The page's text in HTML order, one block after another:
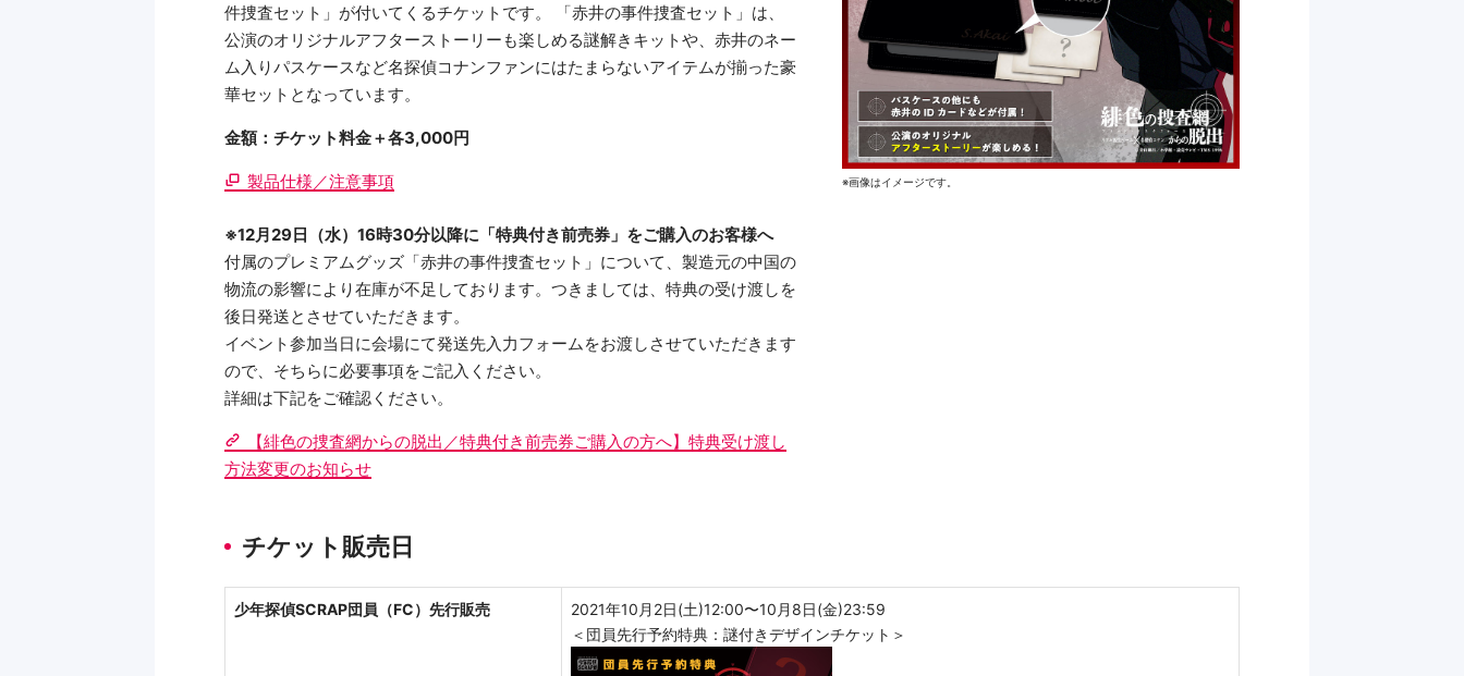
件捜査セット」が付いてくるチケットです。 「赤井の事件捜査セット」は、
公演のオリジナルアフターストーリーも楽しめる謎解きキットや、赤井のネー
ム入りパスケースなど名探偵コナンファンにはたまらないアイテムが揃った豪
華セットとなっています。
金額：チケット料金＋各3,000円
製品仕様／注意事項
※12月29日（水）16時30分以降に「特典付き前売券」をご購入のお客様へ
付属のプレミアムグッズ「赤井の事件捜査セット」について、製造元の中国の
物流の影響により在庫が不足しております。つきましては、特典の受け渡しを
後日発送とさせていただきます。
イベント参加当日に会場にて発送先入力フォームをお渡しさせていただきます
ので、そちらに必要事項をご記入ください。
詳細は下記をご確認ください。
【緋色の捜査網からの脱出／特典付き前売券ご購入の方へ】特典受け渡し
方法変更のお知らせ
※画像はイメージです。
チケット販売日
少年探偵SCRAP団員（FC）先行販売
2021年10月2日(土)12:00〜10月8日(金)23:59
＜団員先行予約特典：謎付きデザインチケット＞